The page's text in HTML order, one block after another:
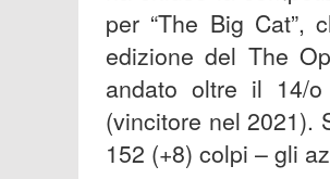
per “The Big Cat”,
edizione del The
andato oltre il 14/
(vincitore nel 2021).
152 (+8) colpi – gli